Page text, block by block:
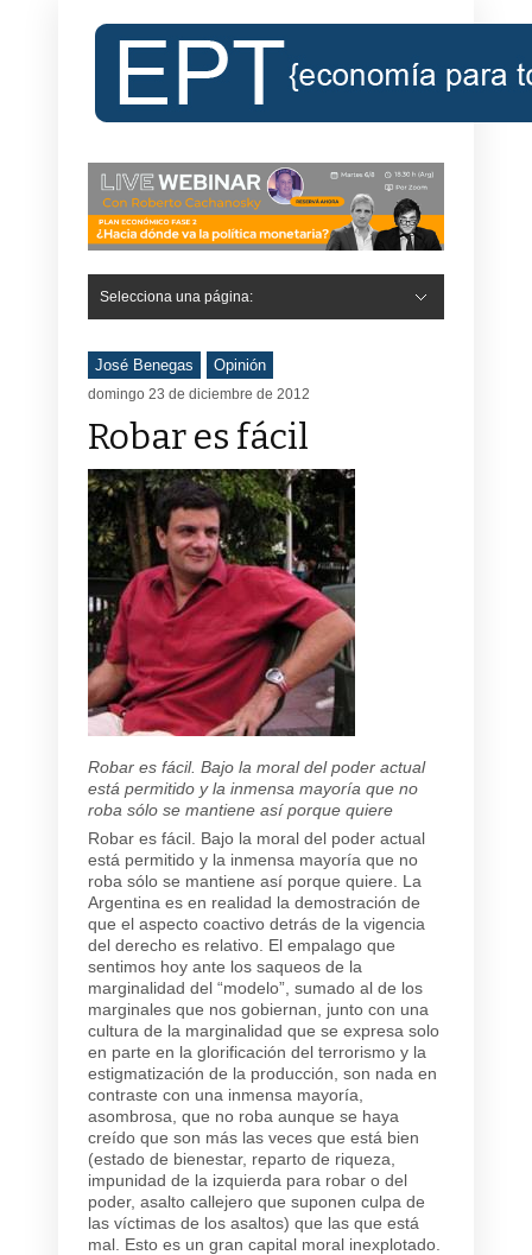
Selecciona una página:
José Benegas Opinión
domingo 23 de diciembre de 2012
Robar es fácil
Robar es fácil. Bajo la moral del poder actual
está permitido y la inmensa mayoría que no
roba sólo se mantiene así porque quiere
Robar es fácil. Bajo la moral del poder actual
está permitido y la inmensa mayoría que no
roba sólo se mantiene así porque quiere. La
Argentina es en realidad la demostración de
que el aspecto coactivo detrás de la vigencia
del derecho es relativo. El empalago que
sentimos hoy ante los saqueos de la
marginalidad del “modelo”, sumado al de los
marginales que nos gobiernan, junto con una
cultura de la marginalidad que se expresa solo
en parte en la glorificación del terrorismo y la
estigmatización de la producción, son nada en
contraste con una inmensa mayoría,
asombrosa, que no roba aunque se haya
creído que son más las veces que está bien
(estado de bienestar, reparto de riqueza,
impunidad de la izquierda para robar o del
poder, asalto callejero que suponen culpa de
las víctimas de los asaltos) que las que está
mal. Esto es un gran capital moral inexplotado.